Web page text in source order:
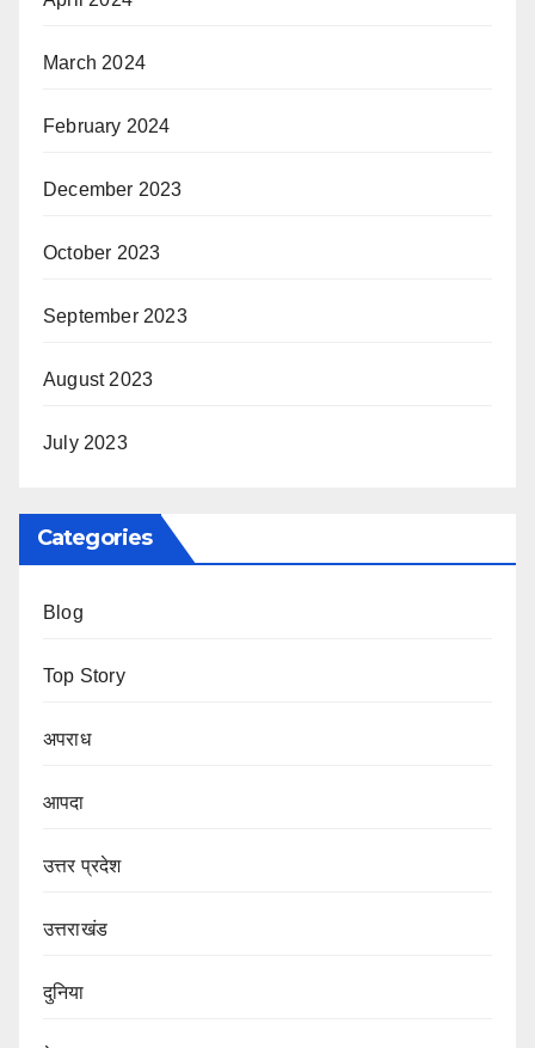
March 2024
February 2024
December 2023
October 2023
September 2023
August 2023
July 2023
Categories
Blog
Top Story
अपराध
आपदा
उत्तर प्रदेश
उत्तराखंड
दुनिया